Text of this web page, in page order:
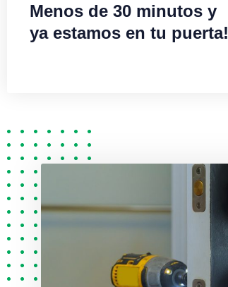
Menos de 30 minutos y
ya estamos en tu puerta!